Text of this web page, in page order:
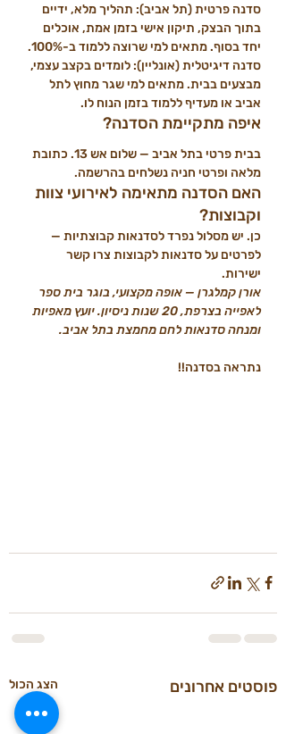
סדנה פרטית (תל אביב): תהליך מלא, ידיים
בתוך הבצק, תיקון אישי בזמן אמת, אוכלים
יחד בסוף. מתאים למי שרוצה ללמוד ב-100%.
סדנה דיגיטלית (אונליין): לומדים בקצב עצמי,
מבצעים בבית. מתאים למי שגר מחוץ לתל
אביב או מעדיף ללמוד בזמן הנוח לו.
איפה מתקיימת הסדנה?
בבית פרטי בתל אביב — שלום אש 13. כתובת
מלאה ופרטי חניה נשלחים בהרשמה.
האם הסדנה מתאימה לאירועי צוות
וקבוצות?
כן. יש מסלול נפרד לסדנאות קבוצתיות —
לפרטים על סדנאות לקבוצות צרו קשר
ישירות.
אורן קמלגרן — אופה מקצועי, בוגר בית ספר
לאפייה בצרפת, 20 שנות ניסיון. יועץ מאפיות
ומנחה סדנאות לחם מחמצת בתל אביב.
נתראה בסדנה!!
פוסטים אחרונים הצג הכול